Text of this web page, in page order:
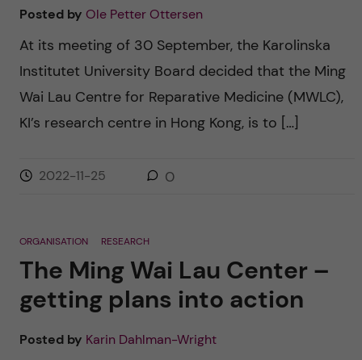
Posted by Ole Petter Ottersen
At its meeting of 30 September, the Karolinska
Institutet University Board decided that the Ming
Wai Lau Centre for Reparative Medicine (MWLC),
KI’s research centre in Hong Kong, is to […]
2022-11-25 0
ORGANISATION RESEARCH
The Ming Wai Lau Center –
getting plans into action
Posted by Karin Dahlman-Wright